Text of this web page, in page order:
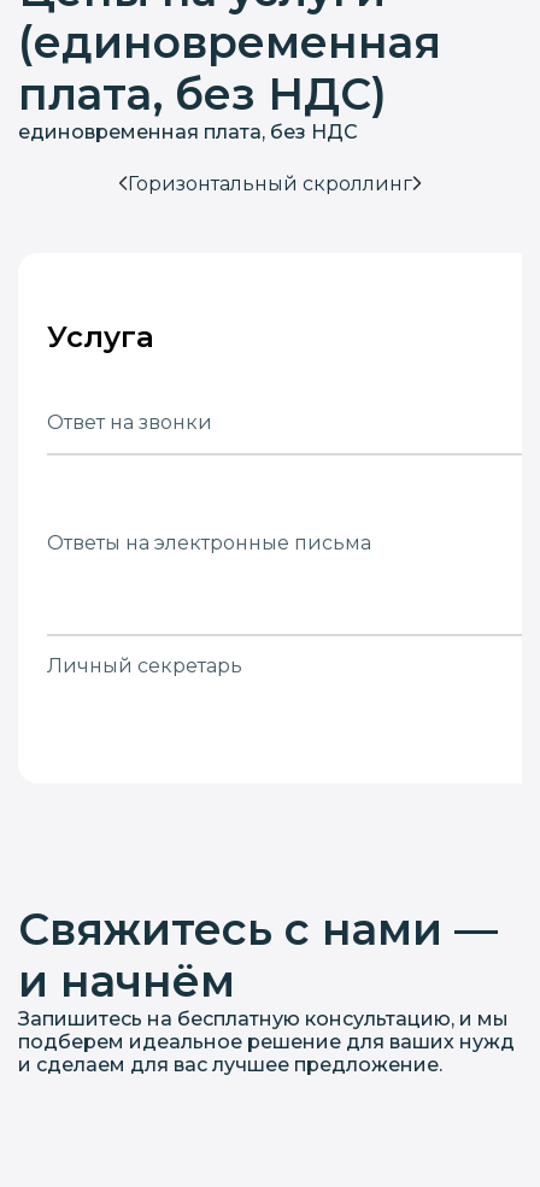
(единовременная
плата, без НДС)
единовременная плата, без НДС
Горизонтальный скроллинг
Услуга
Ответ на звонки
Ответы на электронные письма
Личный секретарь
Свяжитесь с нами —
и начнём
Запишитесь на бесплатную консультацию, и мы
подберем идеальное решение для ваших нужд
и сделаем для вас лучшее предложение.